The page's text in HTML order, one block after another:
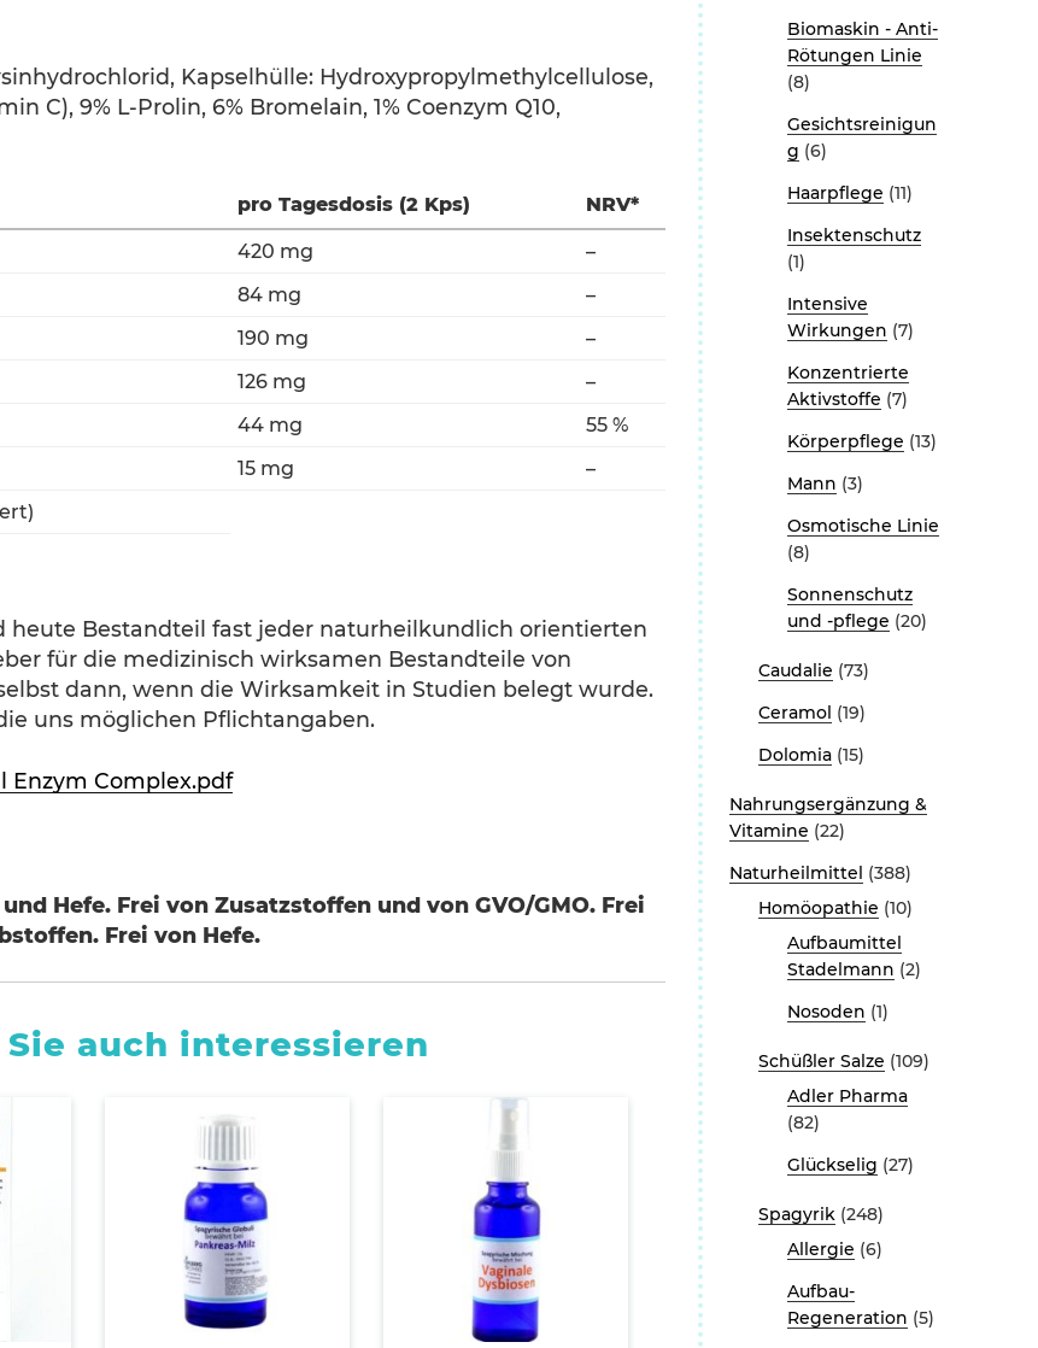
Kapselhülle: Hydroxypropylmethylcellulose,
C), 9% L-Prolin, 6% Bromelain, 1% Coenzym Q10,
pro Tagesdosis (2 Kps) NRV*
420 mg
–
84 mg
–
190 mg
–
126 mg
–
44 mg
55 %
15 mg
–
heute Bestandteil fast jeder naturheilkundlich orientierten
für die medizinisch wirksamen Bestandteile von
dann, wenn die Wirksamkeit in Studien belegt wurde.
uns möglichen Pflichtangaben.
Complex.pdf
Hefe. Frei von Zusatzstoffen und von GVO/GMO. Frei
Frei von Hefe.
auch interessieren
Biomaskin - Anti-
Rötungen Linie
(8)
Gesichtsreinigun
g (6)
Haarpflege (11)
Insektenschutz
(1)
Intensive
Wirkungen (7)
Konzentrierte
Aktivstoffe (7)
Körperpflege (13)
Mann (3)
Osmotische Linie
(8)
Sonnenschutz
und -pflege (20)
Caudalie (73)
Ceramol (19)
Dolomia (15)
Nahrungsergänzung &
Vitamine (22)
Naturheilmittel (388)
Homöopathie (10)
Aufbaumittel
Stadelmann (2)
Nosoden (1)
Schüßler Salze (109)
Adler Pharma
(82)
Glückselig (27)
Spagyrik (248)
Allergie (6)
Aufbau-
Regeneration (5)